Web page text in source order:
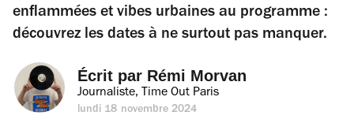
enflammées et vibes urbaines au programme :
découvrez les dates à ne surtout pas manquer.
Écrit par Rémi Morvan
Journaliste, Time Out Paris
lundi 18 novembre 2024